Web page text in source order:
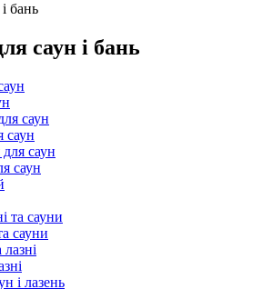
бань
саун і бань
саун
саун
сауни